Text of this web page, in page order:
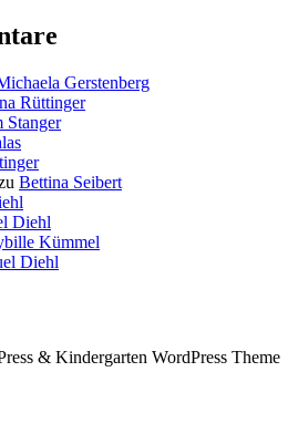
Gerstenberg
Rüttinger
Stanger
Bettina Seibert
Diehl
Kümmel
Diehl
& Kindergarten WordPress Theme